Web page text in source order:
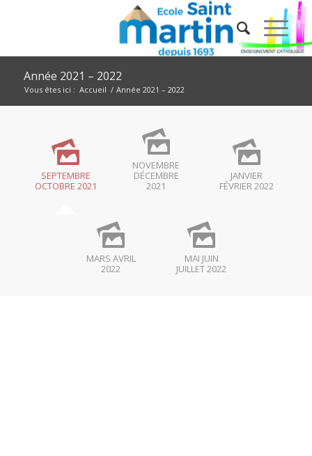
Année 2021 – 2022
Vous êtes ici : Accueil / Année 2021 – 2022
SEPTEMBRE
OCTOBRE 2021
NOVEMBRE
DÉCEMBRE
2021
JANVIER
FÉVRIER 2022
MARS AVRIL
2022
MAI JUIN
JUILLET 2022